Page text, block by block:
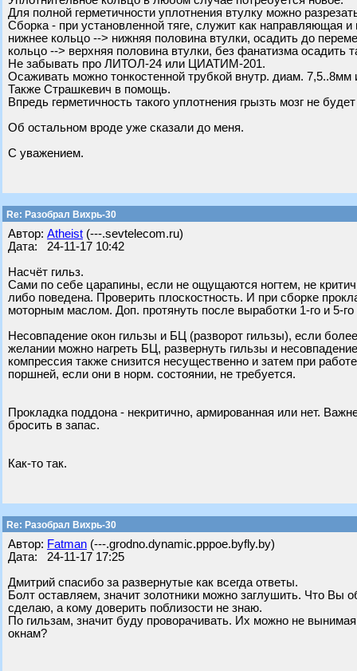
Для полной герметичности уплотнения втулку можно
Сборка - при установленной тяге, служит как направляющая
нижнее кольцо --> нижняя половина втулки, осадить до
кольцо --> верхняя половина втулки, без фанатизма
Не забывать про ЛИТОЛ-24 или ЦИАТИМ-201.
Осаживать можно тонкостенной трубкой внутр. диам.
Также Страшкевич в помощь.
Впредь герметичность такого уплотнения грызть мозг не
Об остальном вроде уже сказали до меня.
С уважением.
Re: Разобрал Вихрь-30
Автор: Atheist (---.sevtelecom.ru)
Дата: 24-11-17 10:42
Насчёт гильз.
Сами по себе царапины, если не ощущаются ногтем, не
либо поведена. Проверить плоскостность. И при сборке
моторным маслом. Доп. протянуть после выработки 1-го и 5-го
Несовпадение окон гильзы и БЦ (разворот гильзы), если
желании можно нагреть БЦ, развернуть гильзы и
компрессия также снизится несущественно и затем при
поршней, если они в норм. состоянии, не требуется.
Прокладка поддона - некритично, армированная или нет.
бросить в запас.
Как-то так.
Re: Разобрал Вихрь-30
Автор: Fatman (---.grodno.dynamic.pppoe.byfly.by)
Дата: 24-11-17 17:25
Дмитрий спасибо за развернутые как всегда ответы.
Болт оставляем, значит золотники можно заглушить. Что
сделаю, а кому доверить поблизости не знаю.
По гильзам, значит буду проворачивать. Их можно не
окнам?